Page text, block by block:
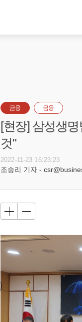
금융 금융
[현장] 삼성생
것"
2022-11-23 16:23:23
조승리 기자 -